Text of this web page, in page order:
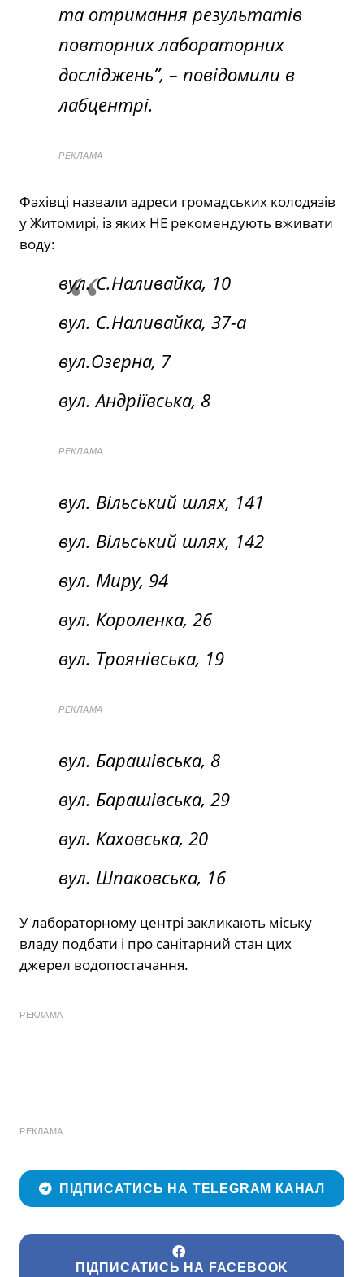
та отримання результатів
повторних лабораторних
досліджень”, – повідомили в
лабцентрі.
РЕКЛАМА
Фахівці назвали адреси громадських колодязів
у Житомирі, із яких НЕ рекомендують вживати
воду:
вул. С.Наливайка, 10
вул. С.Наливайка, 37-а
вул.Озерна, 7
вул. Андріївська, 8
РЕКЛАМА
вул. Вільський шлях, 141
вул. Вільський шлях, 142
вул. Миру, 94
вул. Короленка, 26
вул. Троянівська, 19
РЕКЛАМА
вул. Барашівська, 8
вул. Барашівська, 29
вул. Каховська, 20
вул. Шпаковська, 16
У лабораторному центрі закликають міську
владу подбати і про санітарний стан цих
джерел водопостачання.
РЕКЛАМА
РЕКЛАМА
ПІДПИСАТИСЬ НА TELEGRAM КАНАЛ
ПІДПИСАТИСЬ НА FACEBOOK